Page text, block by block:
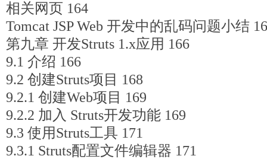
相关网页 164
Tomcat JSP Web 开发中的乱码问题小结
第九章 开发Struts 1.x应用 166
9.1 介绍 166
9.2 创建Struts项目 168
9.2.1 创建Web项目 169
9.2.2 加入 Struts开发功能 169
9.3 使用Struts工具 171
9.3.1 Struts配置文件编辑器 171